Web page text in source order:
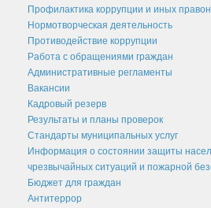
Сведения о СМИ
Муниципальные
График Приема
Защита населения и территорий
Профилактика коррупции и иных
Общественный совет
поселке Золотухино
Профилактика коррупции и иных
Нормотворческая деятельность
Противодействие коррупции
Работа с обращениями граждан
Административные регламенты
Вакансии
Кадровый резерв
Результаты и планы проверок
Стандарты муниципальных услуг
Информация о состоянии защиты
чрезвычайных ситуаций и пожарной
Бюджет для граждан
Антитеррор